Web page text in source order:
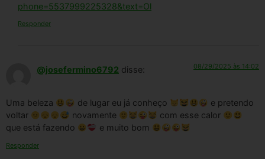
phone=5537999225328&text=Ol
Responder
@josefermino6792 disse: 08/29/2025 às 14:02
Uma beleza de lugar eu já conheço
e pretendo
voltar
novamente
com esse calor
que está fazendo
e muito bom
Responder